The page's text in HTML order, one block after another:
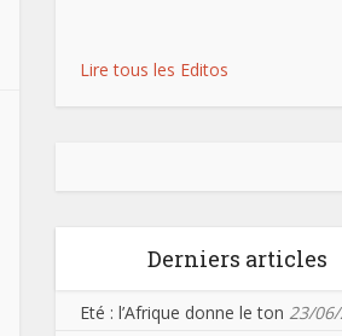
Lire tous les Editos
Derniers articles
Eté : l’Afrique donne le ton 23/